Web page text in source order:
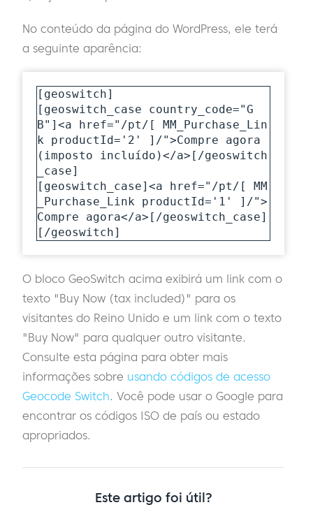
No conteúdo da página do WordPress, ele terá
a seguinte aparência:
[geoswitch]
[geoswitch_case country_code="G
B"]<a href="/pt/[ MM_Purchase_Lin
k productId='2' ]/">Compre agora
(imposto incluído)</a>[/geoswitch
_case]
[geoswitch_case]<a href="/pt/[ MM
_Purchase_Link productId='1' ]/">
Compre agora</a>[/geoswitch_case]
[/geoswitch]
O bloco GeoSwitch acima exibirá um link com o
texto "Buy Now (tax included)" para os
visitantes do Reino Unido e um link com o texto
"Buy Now" para qualquer outro visitante.
Consulte esta página para obter mais
informações sobre usando códigos de acesso
Geocode Switch. Você pode usar o Google para
encontrar os códigos ISO de país ou estado
apropriados.
Este artigo foi útil?